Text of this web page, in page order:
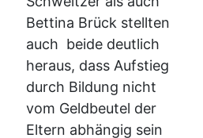
Bettina Brück stellten
auch beide deutlich
heraus, dass Aufstieg
durch Bildung nicht
vom Geldbeutel der
Eltern abhängig sein